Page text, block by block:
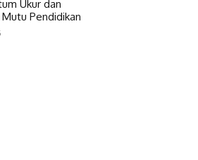
Ukur dan
Mutu Pendidikan